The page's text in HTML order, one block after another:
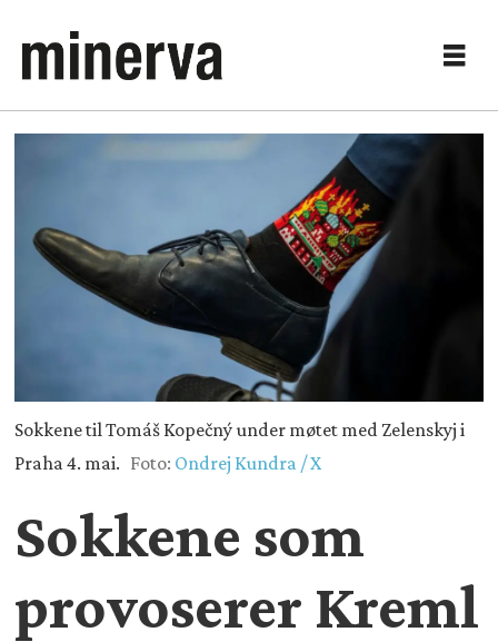
Sokkene til Tomáš Kopečný under møtet med Zelenskyj i
Praha 4. mai. Foto: Ondrej Kundra / X
Sokkene som
provoserer Kreml